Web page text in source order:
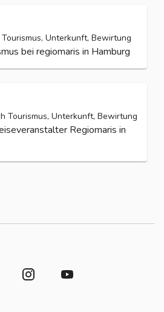
Unterkunft, Bewirtung
bei regiomaris in Hamburg
Tourismus, Unterkunft, Bewirtung
Regiomaris in